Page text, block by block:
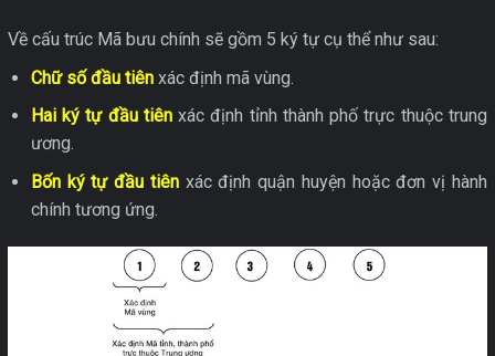
Về cấu trúc Mã bưu chính sẽ gồm 5 ký tự cụ thể như sau:
Chữ số đầu tiênxác định mã vùng.
Hai ký tự đầu tiênxác định tỉnh thành phố trực thuộc trung
ương.
Bốn ký tự đầu tiênxác định quận huyện hoặc đơn vị hành
chính tương ứng.